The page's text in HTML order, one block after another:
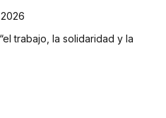
trabajo, la solidaridad y la